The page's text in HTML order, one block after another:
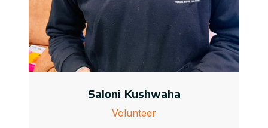
Saloni Kushwaha
Volunteer